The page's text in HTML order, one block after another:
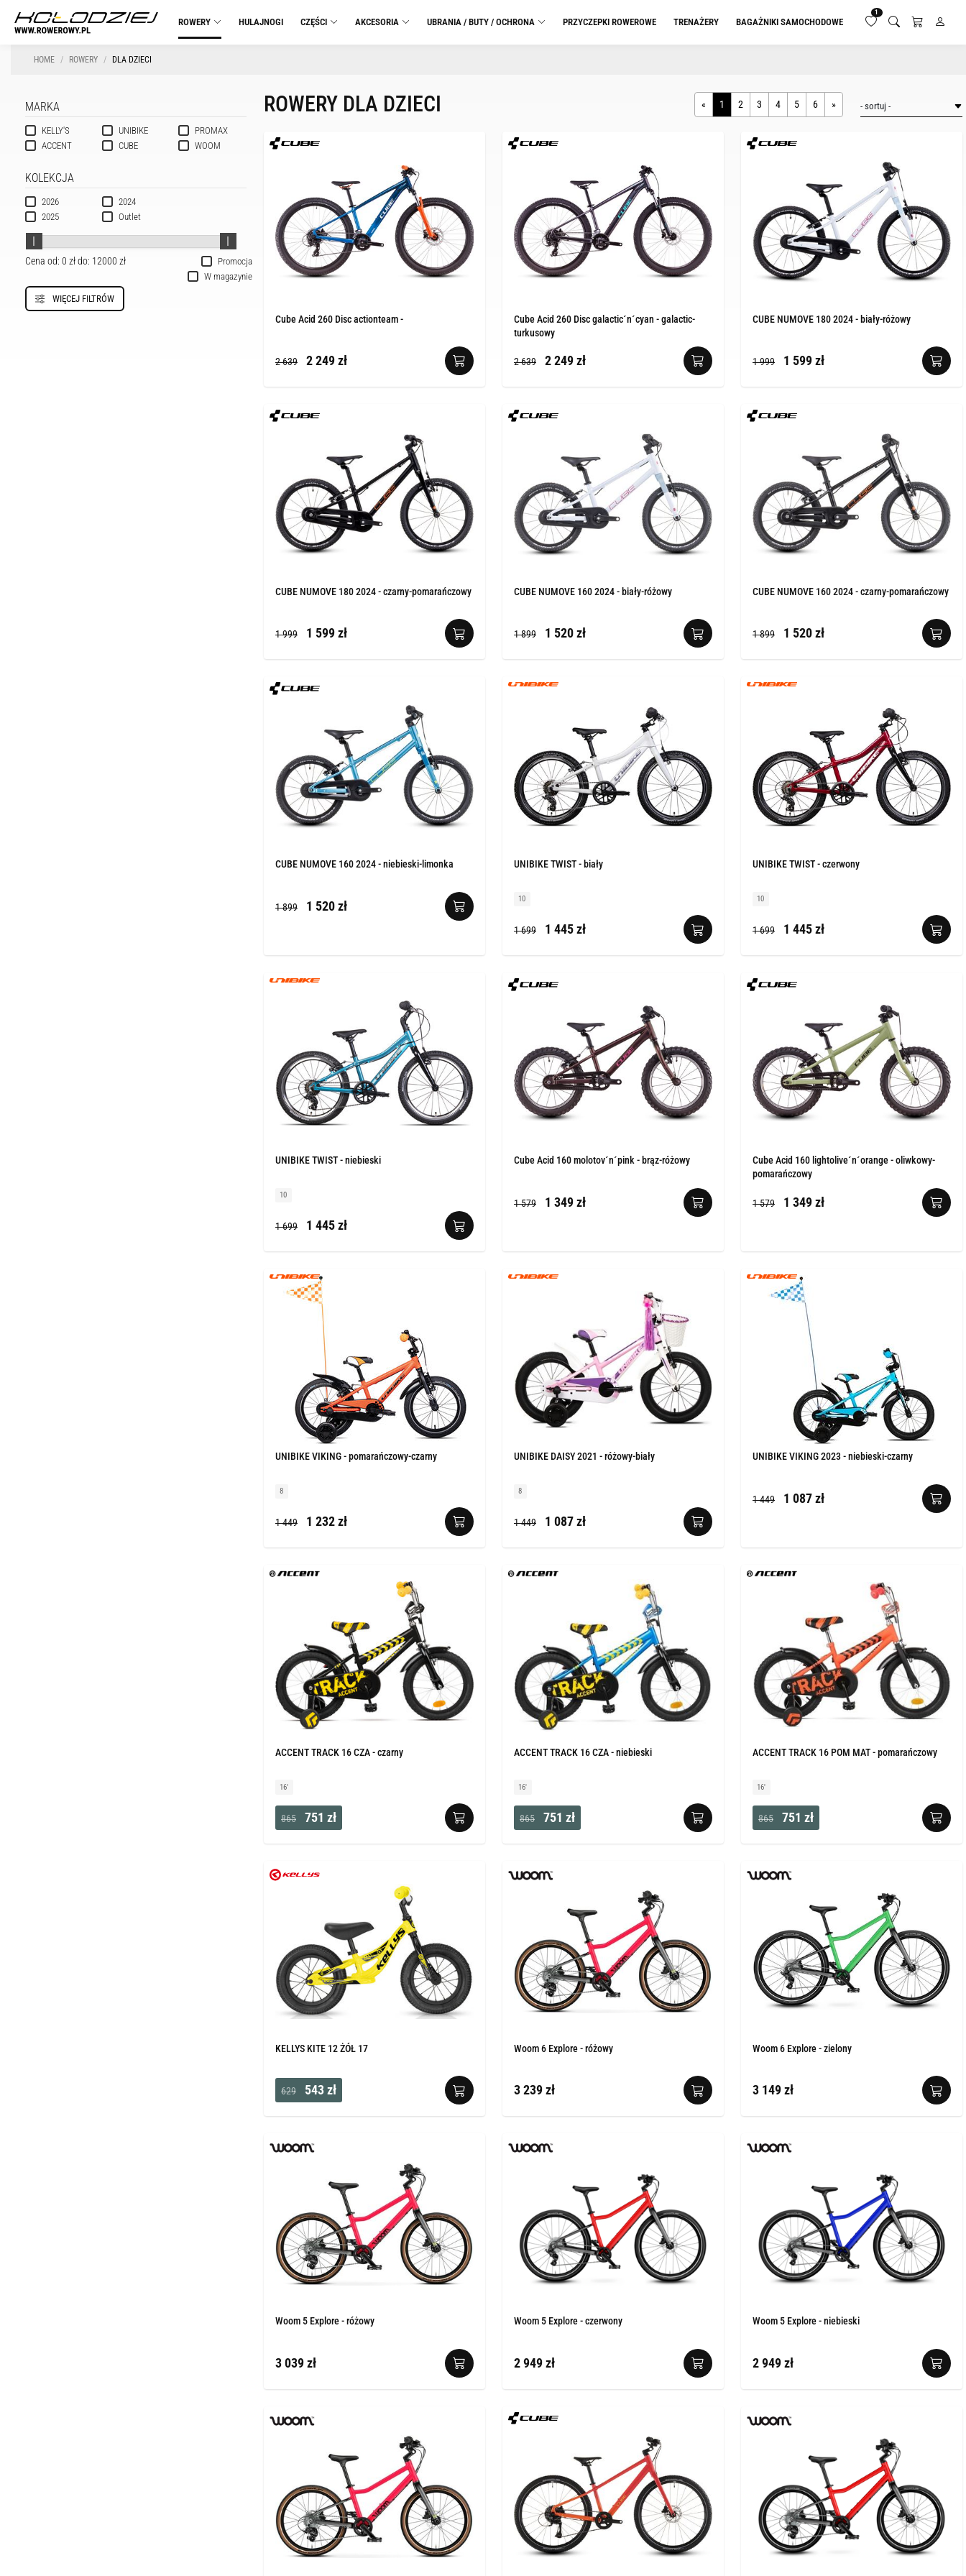
ROWERY HULAJNOGI CZĘŚCI AKCESORIA UBRANIA / BUTY / OCHRONA PRZYCZEPKI ROWEROWE TRENAŻERY BAGAŻNIKI SAMOCHODOWE
1
HOME ROWERY DLA DZIECI
MARKA
KELLY'S
ACCENT
UNIBIKE
CUBE
PROMAX
WOOM
KOLEKCJA
2026
2025
2024
Outlet
Promocja
Cena od: 0 złdo: 12000 zł
W magazynie
WIĘCEJ FILTRÓW
ROWERY DLA DZIECI « 1 2 3 4 5 6 »
Cube Acid 260 Disc actionteam -
2 639 2 249 zł
Cube Acid 260 Disc galactic´n´cyan - galactic-
turkusowy
2 639 2 249 zł
CUBE NUMOVE 180 2024 - biały-różowy
1 999 1 599 zł
CUBE NUMOVE 180 2024 - czarny-pomarańczowy
1 999 1 599 zł
CUBE NUMOVE 160 2024 - biały-różowy
1 899 1 520 zł
CUBE NUMOVE 160 2024 - czarny-pomarańczowy
1 899 1 520 zł
CUBE NUMOVE 160 2024 - niebieski-limonka
1 899 1 520 zł
UNIBIKE TWIST - biały
10
1 699 1 445 zł
UNIBIKE TWIST - czerwony
10
1 699 1 445 zł
UNIBIKE TWIST - niebieski
10
1 699 1 445 zł
Cube Acid 160 molotov´n´pink - brąz-różowy
1 579 1 349 zł
Cube Acid 160 lightolive´n´orange - oliwkowy-
pomarańczowy
1 579 1 349 zł
UNIBIKE VIKING - pomarańczowy-czarny
8
1 449 1 232 zł
UNIBIKE DAISY 2021 - różowy-biały
8
1 449 1 087 zł
UNIBIKE VIKING 2023 - niebieski-czarny
1 449 1 087 zł
ACCENT TRACK 16 CZA - czarny
16'
865 751 zł
ACCENT TRACK 16 CZA - niebieski
16'
865 751 zł
ACCENT TRACK 16 POM MAT - pomarańczowy
16'
865 751 zł
KELLYS KITE 12 ŻÓŁ 17
629 543 zł
Woom 6 Explore - różowy
3 239 zł
Woom 6 Explore - zielony
3 149 zł
Woom 5 Explore - różowy
3 039 zł
Woom 5 Explore - czerwony
2 949 zł
Woom 5 Explore - niebieski
2 949 zł